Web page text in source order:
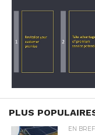
PLUS
EN BREF